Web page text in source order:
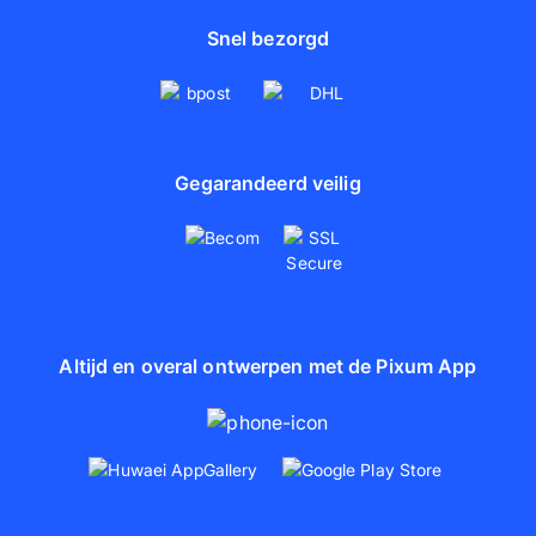
Snel bezorgd
Gegarandeerd veilig
Altijd en overal ontwerpen met de Pixum App